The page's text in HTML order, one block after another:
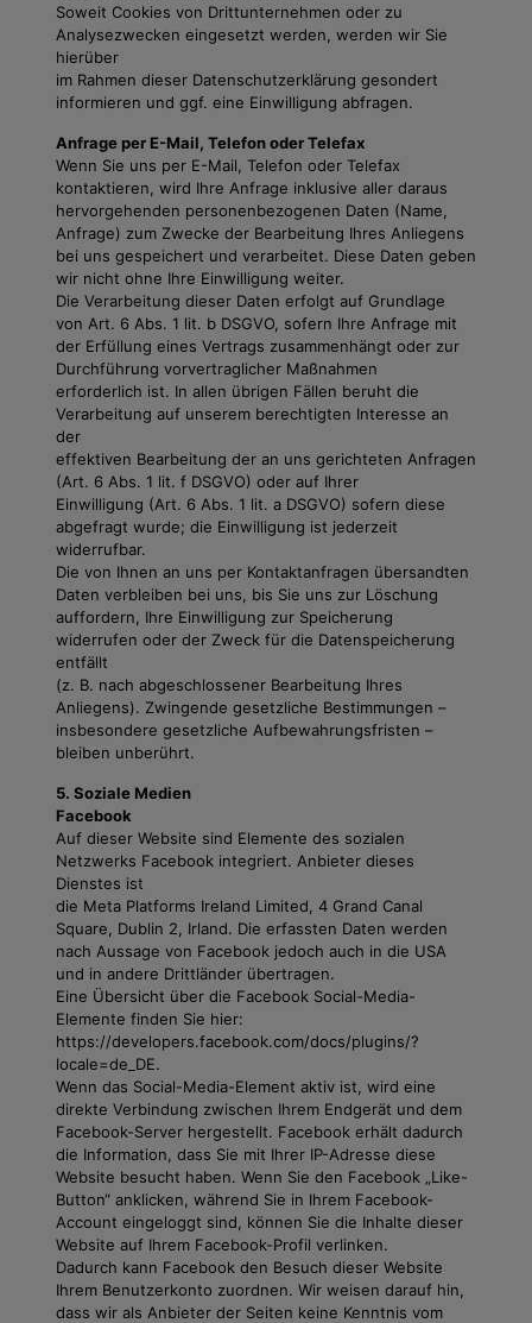
Soweit Cookies von Drittunternehmen oder zu
Analysezwecken eingesetzt werden, werden wir Sie
hierüber
im Rahmen dieser Datenschutzerklärung gesondert
informieren und ggf. eine Einwilligung abfragen.
Anfrage per E-Mail, Telefon oder Telefax
Wenn Sie uns per E-Mail, Telefon oder Telefax
kontaktieren, wird Ihre Anfrage inklusive aller daraus
hervorgehenden personenbezogenen Daten (Name,
Anfrage) zum Zwecke der Bearbeitung Ihres Anliegens
bei uns gespeichert und verarbeitet. Diese Daten geben
wir nicht ohne Ihre Einwilligung weiter.
Die Verarbeitung dieser Daten erfolgt auf Grundlage
von Art. 6 Abs. 1 lit. b DSGVO, sofern Ihre Anfrage mit
der Erfüllung eines Vertrags zusammenhängt oder zur
Durchführung vorvertraglicher Maßnahmen
erforderlich ist. In allen übrigen Fällen beruht die
Verarbeitung auf unserem berechtigten Interesse an
der
effektiven Bearbeitung der an uns gerichteten Anfragen
(Art. 6 Abs. 1 lit. f DSGVO) oder auf Ihrer
Einwilligung (Art. 6 Abs. 1 lit. a DSGVO) sofern diese
abgefragt wurde; die Einwilligung ist jederzeit
widerrufbar.
Die von Ihnen an uns per Kontaktanfragen übersandten
Daten verbleiben bei uns, bis Sie uns zur Löschung
auffordern, Ihre Einwilligung zur Speicherung
widerrufen oder der Zweck für die Datenspeicherung
entfällt
(z. B. nach abgeschlossener Bearbeitung Ihres
Anliegens). Zwingende gesetzliche Bestimmungen –
insbesondere gesetzliche Aufbewahrungsfristen –
bleiben unberührt.
5. Soziale Medien
Facebook
Auf dieser Website sind Elemente des sozialen
Netzwerks Facebook integriert. Anbieter dieses
Dienstes ist
die Meta Platforms Ireland Limited, 4 Grand Canal
Square, Dublin 2, Irland. Die erfassten Daten werden
nach Aussage von Facebook jedoch auch in die USA
und in andere Drittländer übertragen.
Eine Übersicht über die Facebook Social-Media-
Elemente finden Sie hier:
https://developers.facebook.com/docs/plugins/?
locale=de_DE.
Wenn das Social-Media-Element aktiv ist, wird eine
direkte Verbindung zwischen Ihrem Endgerät und dem
Facebook-Server hergestellt. Facebook erhält dadurch
die Information, dass Sie mit Ihrer IP-Adresse diese
Website besucht haben. Wenn Sie den Facebook „Like-
Button“ anklicken, während Sie in Ihrem Facebook-
Account eingeloggt sind, können Sie die Inhalte dieser
Website auf Ihrem Facebook-Profil verlinken.
Dadurch kann Facebook den Besuch dieser Website
Ihrem Benutzerkonto zuordnen. Wir weisen darauf hin,
dass wir als Anbieter der Seiten keine Kenntnis vom